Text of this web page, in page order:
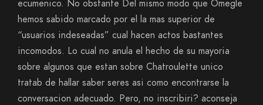
ecumenico. No obstante Del mismo modo que Omegle
hemos sabido marcado por el la mas superior de
“usuarios indeseadas” cual hacen actos bastantes
incomodos. Lo cual no anula el hecho de su mayoria
sobre algunos que estan sobre Chatroulette unico
tratab de hallar saber seres asi­ como encontrarse la
conversacion adecuado. Pero, no inscribiri? aconseja